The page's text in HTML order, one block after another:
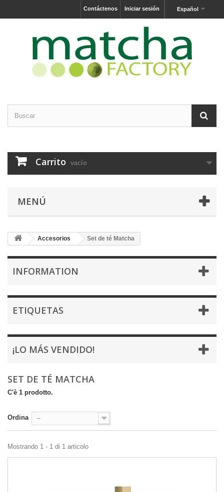
Español
Iniciar sesión
Contáctenos
Carrito vacío
MENÚ
Accesorios Set de té Matcha
INFORMATION
ETIQUETAS
¡LO MÁS VENDIDO!
SET DE TÉ MATCHA
C'è 1 prodotto.
Ordina --
Mostrando 1 - 1 di 1 articolo